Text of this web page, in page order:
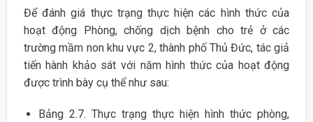
Để đánh giá thực trạng thực hiện các hình thức của
hoạt động Phòng, chống dịch bệnh cho trẻ ở các
trường mầm non khu vực 2, thành phố Thủ Đức, tác giả
tiến hành khảo sát với năm hình thức của hoạt động
được trình bày cụ thể như sau:
Bảng 2.7. Thực trạng thực hiện hình thức phòng,